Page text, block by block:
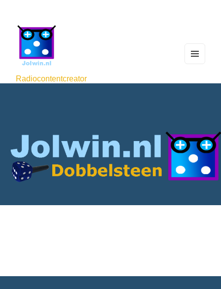
Radiocontentcreator
WIDG